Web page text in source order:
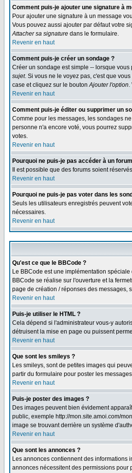
Comment puis-je ajouter une signature à
Pour ajouter une signature à un message
Vous pouvez aussi ajouter par défaut votre
Attacher sa signature dans le formulaire.
Revenir en haut
Comment puis-je créer un sondage ?
Créer un sondage est simple -- lorsque
sujet. Si vous ne le voyez pas, c'est que
case et cliquez sur le boutonAjouter l'option.
Revenir en haut
Comment puis-je éditer ou supprimer un
Comme pour les messages, les sondages
personne n'a encore voté, vous pourrez
votes.
Revenir en haut
Pourquoi ne puis-je pas accéder à un
Il est possible que des forums soient
Revenir en haut
Pourquoi ne puis-je pas voter dans les
Seuls les utilisateurs enregistrés peuvent
nécessaires.
Revenir en haut
Qu'est ce que le BBCode ?
Le BBCode est une implémentation
BBCode se réalise sur l'ouverture et la
page de création / réponses des messages,
Revenir en haut
Puis-je utiliser le HTML ?
Cela dépend si l'administrateur vous-y
détruisent la mise en page ou puissent
Revenir en haut
Que sont les smileys ?
Les smileys, sont de petites images qui
partir du formulaire pour poster les
Revenir en haut
Puis-je poster des images ?
Des images peuvent bien évidement
public, exemple http://mon.site.amoi.com/
image se trouvant derrière un système
Revenir en haut
Que sont les annonces ?
Les annonces contiennent des informations
annonces nécessitent des permissions pour